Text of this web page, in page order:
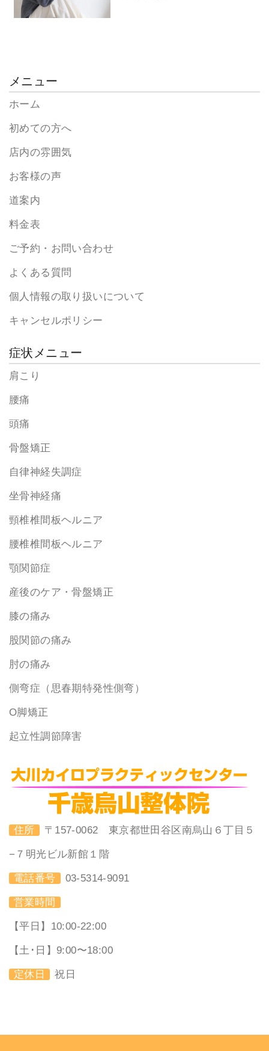
メニュー
ホーム
初めての方へ
店内の雰囲気
お客様の声
道案内
料金表
ご予約・お問い合わせ
よくある質問
個人情報の取り扱いについて
キャンセルポリシー
症状メニュー
肩こり
腰痛
頭痛
骨盤矯正
自律神経失調症
坐骨神経痛
頸椎椎間板ヘルニア
腰椎椎間板ヘルニア
顎関節症
産後のケア・骨盤矯正
膝の痛み
股関節の痛み
肘の痛み
側弯症（思春期特発性側弯）
O脚矯正
起立性調節障害
住所 〒157-0062 東京都世田谷区南烏山６丁目５
−７明光ビル新館１階
電話番号 03-5314-9091
営業時間
【平日】10:00-22:00
【土･日】9:00〜18:00
定休日 祝日